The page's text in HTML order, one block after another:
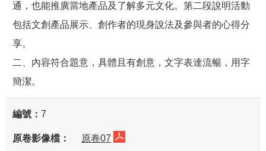
通，也能推廣當地產品及了解多元文化。第二段說明活動
包括文創產品展示、創作者的現身說法及參與者的心得分
享。
二、內容符合題意，具體且有創意，文字表達流暢，用字
簡潔。
7
原卷07